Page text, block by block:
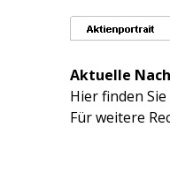
Aktuelle
Hier finden
Für weitere